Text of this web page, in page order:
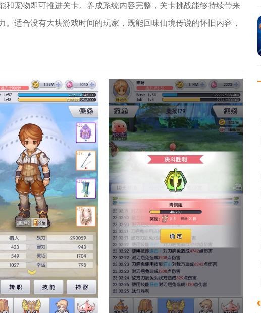
和宠物即可推进关卡。养成系统内容完整，关卡挑战能够持续带来
适合没有大块游戏时间的玩家，既能回味仙境传说的怀旧内容，